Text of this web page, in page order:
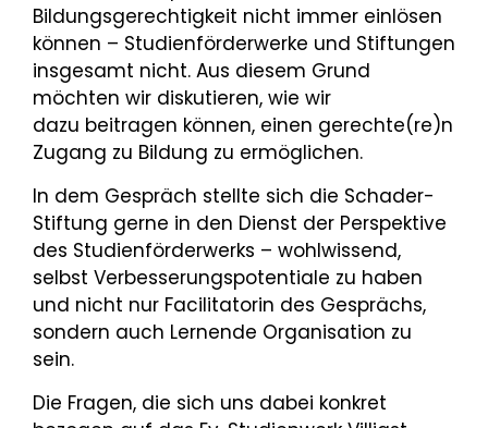
Bildungsgerechtigkeit nicht immer einlösen
können – Studienförderwerke und Stiftungen
insgesamt nicht. Aus diesem Grund
möchten wir diskutieren, wie wir
dazu beitragen können, einen gerechte(re)n
Zugang zu Bildung zu ermöglichen.
In dem Gespräch stellte sich die Schader-
Stiftung gerne in den Dienst der Perspektive
des Studienförderwerks – wohlwissend,
selbst Verbesserungspotentiale zu haben
und nicht nur Facilitatorin des Gesprächs,
sondern auch Lernende Organisation zu
sein.
Die Fragen, die sich uns dabei konkret